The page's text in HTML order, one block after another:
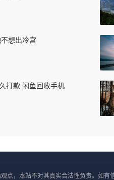
想出冷宫
打款 闲鱼回收手机
点，本站不对其真实合法性负责。如